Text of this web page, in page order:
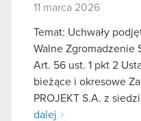
11 marca 2026
Temat: Uchwały
Walne Zgromadzenie
Art. 56 ust. 1 pkt 2
bieżące i okresowe
PROJEKT S.A. z
dalej